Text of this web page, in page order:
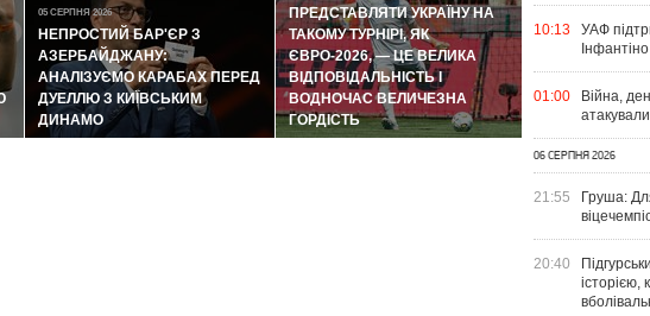
05 СЕРПНЯ 2026
НЕПРОСТИЙ БАР'ЄР З
АЗЕРБАЙДЖАНУ:
АНАЛІЗУЄМО КАРАБАХ ПЕРЕД
ДУЕЛЛЮ З КИЇВСЬКИМ
ДИНАМО
ПРЕДСТАВЛЯТИ УКРАЇНУ НА
ТАКОМУ ТУРНІРІ, ЯК
ЄВРО-2026, — ЦЕ ВЕЛИКА
ВІДПОВІДАЛЬНІСТЬ І
ВОДНОЧАС ВЕЛИЧЕЗНА
ГОРДІСТЬ
УКРАЇНСЬКИЙ
ТУРІ
ПЕРЕМАГАЄ,
ТРИМАЄ
БЕЗ ОЧОК
10:13
УАФ
01:00
Війна,
06 СЕРПНЯ 2026
21:55
Груша:
20:40
історією,